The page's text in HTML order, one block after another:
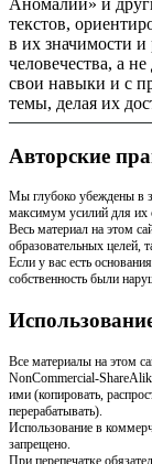
Аномалий» и
текстов,
в их значимости
человечества, а
свои навыки и с
темы, делая их
Авторские
Мы глубоко убеждены в
максимум усилий для их
Весь материал на этом
образовательных целей,
Если у вас есть
собственность были
Все материалы на этом
NonCommercial-
ими (копировать,
перерабатывать).
Использование в
запрещено.
При перепечатке